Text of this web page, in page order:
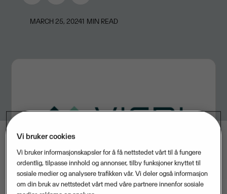
MARCH 25, 20241 MIN READ
Vi bruker cookies
Vi bruker informasjonskapsler for å få nettstedet vårt til å fungere
ordentlig, tilpasse innhold og annonser, tilby funksjoner knyttet til
sosiale medier og analysere trafikken vår. Vi deler også informasjon
om din bruk av nettstedet vårt med våre partnere innenfor sosiale